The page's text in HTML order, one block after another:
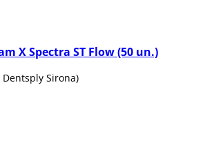
X Spectra ST Flow (50 un.)
Sirona)